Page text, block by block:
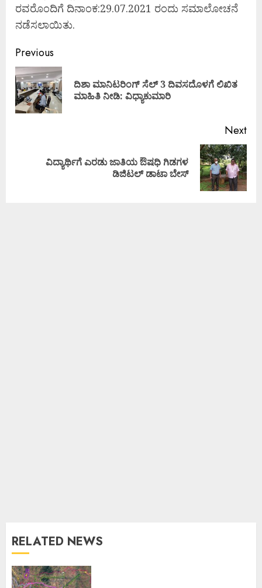
ರವರೊಂದಿಗೆ ದಿನಾಂಕ:29.07.2021 ರಂದು ಸಮಾಲೋಚನೆ
ನಡೆಸಲಾಯಿತು.
Previous
ದಿಶಾ ಮಾನಿಟರಿಂಗ್ ಸೆಲ್ 3 ದಿವಸದೊಳಗೆ ಲಿಖಿತ
ಮಾಹಿತಿ ನೀಡಿ: ವಿಧ್ಯಾಕುಮಾರಿ
Next
ವಿದ್ಯಾರ್ಥಿಗೆ ಎರಡು ಜಾತಿಯ ಔಷಧಿ ಗಿಡಗಳ
ಡಿಜಿಟಲ್ ಡಾಟಾ ಬೇಸ್
RELATED NEWS